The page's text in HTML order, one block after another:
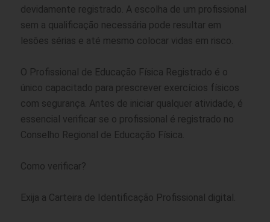
devidamente registrado. A escolha de um profissional
sem a qualificação necessária pode resultar em
lesões sérias e até mesmo colocar vidas em risco.
O Profissional de Educação Física Registrado é o
único capacitado para prescrever exercícios físicos
com segurança. Antes de iniciar qualquer atividade, é
essencial verificar se o profissional é registrado no
Conselho Regional de Educação Física.
Como verificar?
Exija a Carteira de Identificação Profissional digital.